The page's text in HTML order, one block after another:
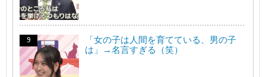
「女の子は人間を育てている、男の子
は」→名言すぎる（笑）